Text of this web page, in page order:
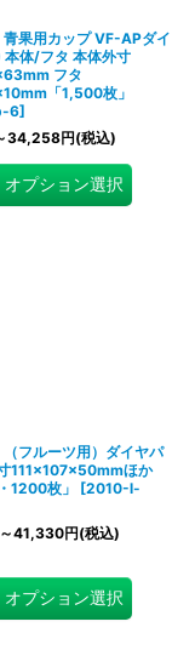
青果用カップ VF-APダイ
本体/フタ 本体外寸
フタ
「1,500枚」
6]
34,258円(税込)
オプション選択
フルーツ用）ダイヤパ
111×107×50mmほか
1200枚」
[2010-l-
～41,330円(税込)
オプション選択